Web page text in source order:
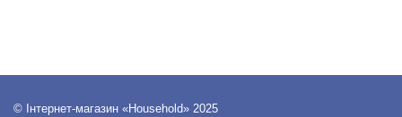
© Інтернет-магазин «Household» 2025